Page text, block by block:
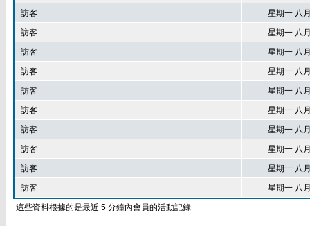
訪客
星期一 八
訪客
星期一 八
訪客
星期一 八
訪客
星期一 八
訪客
星期一 八
訪客
星期一 八
訪客
星期一 八
訪客
星期一 八
訪客
星期一 八
訪客
星期一 八
這些資料根據的是最近 5 分鐘內會員的活動記錄